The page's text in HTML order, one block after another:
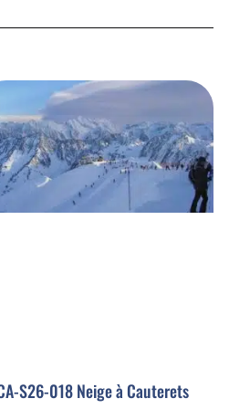
S26-018 Neige à Cauterets